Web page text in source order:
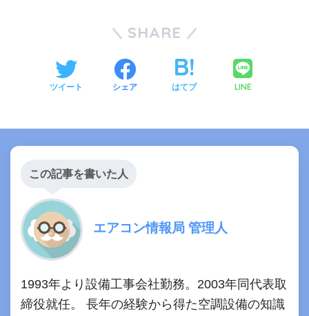
SHARE
ツイート シェア はてブ LINE
この記事を書いた人
エアコン情報局 管理人
1993年より設備工事会社勤務。2003年同代表取
締役就任。 長年の経験から得た空調設備の知識